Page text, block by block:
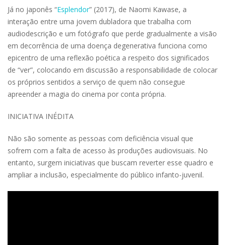
Já no japonês “Esplendor” (2017), de Naomi Kawase, a
interação entre uma jovem dubladora que trabalha com
audiodescrição e um fotógrafo que perde gradualmente a visão
em decorrência de uma doença degenerativa funciona como
epicentro de uma reflexão poética a respeito dos significados
de “ver”, colocando em discussão a responsabilidade de colocar
os próprios sentidos a serviço de quem não consegue
apreender a magia do cinema por conta própria.
INICIATIVA INÉDITA
Não são somente as pessoas com deficiência visual que
sofrem com a falta de acesso às produções audiovisuais. No
entanto, surgem iniciativas que buscam reverter esse quadro e
ampliar a inclusão, especialmente do público infanto-juvenil.